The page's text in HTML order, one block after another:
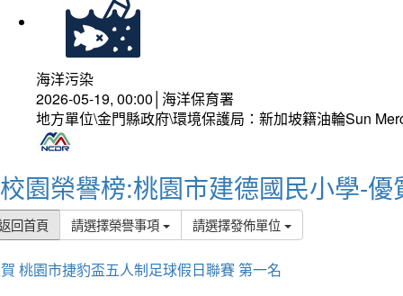
海洋污染
2026-05-19, 00:00│海洋保育署
地方單位\金門縣政府\環境保護局：新加坡籍油輪Sun
校園榮譽榜:桃園市建德國民小學-優
回首頁 請選擇榮譽事項 請選擇發佈單位
桃園市捷豹盃五人制足球假日聯賽 第一名